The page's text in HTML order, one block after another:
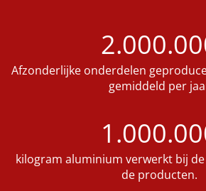
Afzonderlijke onderdelen
gemiddeld per
kilogram aluminium verwerkt bij
de producten.